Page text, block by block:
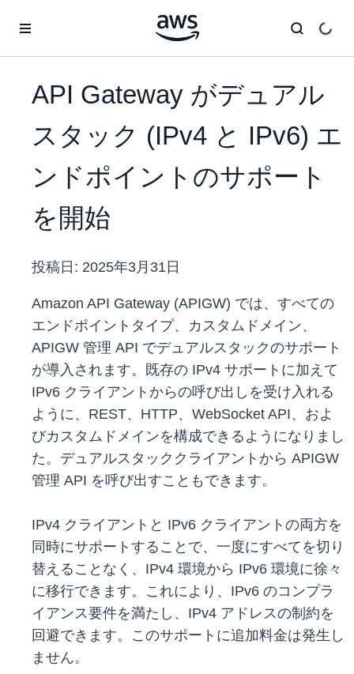
API Gateway がデュアル
スタック (IPv4 と IPv6) エ
ンドポイントのサポート
を開始
投稿日: 2025年3月31日
Amazon API Gateway (APIGW) では、すべての
エンドポイントタイプ、カスタムドメイン、
APIGW 管理 API でデュアルスタックのサポート
が導入されます。既存の IPv4 サポートに加えて
IPv6 クライアントからの呼び出しを受け入れる
ように、REST、HTTP、WebSocket API、およ
びカスタムドメインを構成できるようになりまし
た。デュアルスタッククライアントから APIGW
管理 API を呼び出すこともできます。
IPv4 クライアントと IPv6 クライアントの両方を
同時にサポートすることで、一度にすべてを切り
替えることなく、IPv4 環境から IPv6 環境に徐々
に移行できます。これにより、IPv6 のコンプラ
イアンス要件を満たし、IPv4 アドレスの制約を
回避できます。このサポートに追加料金は発生し
ません。